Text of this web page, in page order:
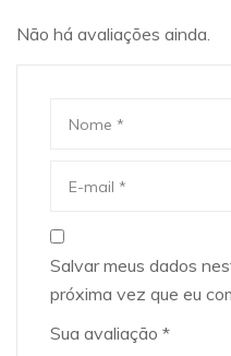
Não há avaliações ainda.
Salvar meus dados
próxima vez que eu
Sua avaliação *